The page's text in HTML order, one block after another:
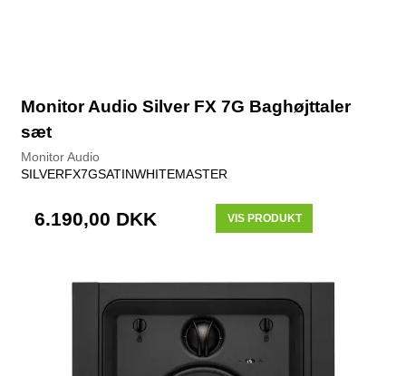
Monitor Audio Silver FX 7G Baghøjttaler
sæt
Monitor Audio
SILVERFX7GSATINWHITEMASTER
6.190,00 DKK VIS PRODUKT